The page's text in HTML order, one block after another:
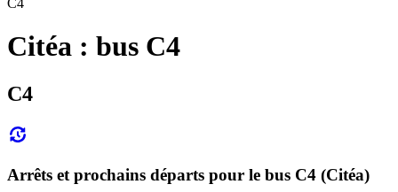
C4
Citéa : bus C4
C4
Arrêts et prochains départs pour le bus C4 (Citéa)